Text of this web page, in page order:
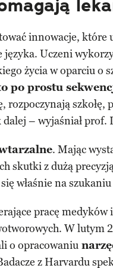
innowacje,
języka. Uczeni
życia w oparciu o
po prostu
rozpoczynają szkołę,
– wyjaśniał prof.
. Mając
skutki z dużą
właśnie na
pracę medyków
W lutym
o opracowaniu
z Harvardu